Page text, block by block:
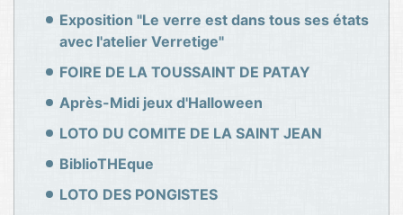
Exposition "Le verre est dans tous ses états
avec l'atelier Verretige"
FOIRE DE LA TOUSSAINT DE PATAY
Après-Midi jeux d'Halloween
LOTO DU COMITE DE LA SAINT JEAN
BiblioTHEque
LOTO DES PONGISTES